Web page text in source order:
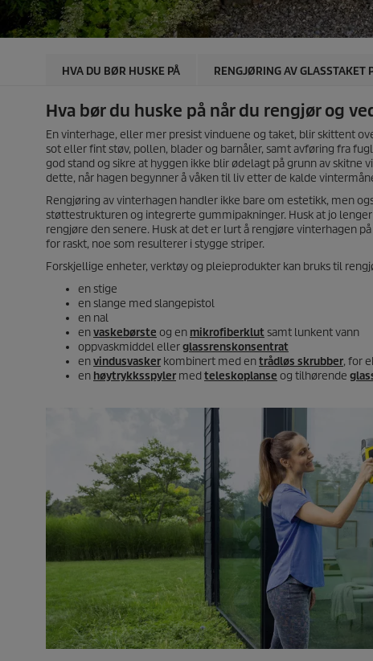
HVA DU BØR HUSKE PÅ RENGJØRING AV GLASSTAKET
Hva bør du huske på når du rengjør og
En vinterhage, eller mer presist vinduene og taket, blir skittent
sot eller fint støv, pollen, blader og barnåler, samt avføring fra
god stand og sikre at hyggen ikke blir ødelagt på grunn av
dette, når hagen begynner å våken til liv etter de kalde
Rengjøring av vinterhagen handler ikke bare om estetikk, men
støttestrukturen og integrerte gummipakninger. Husk at jo
rengjøre den senere. Husk at det er lurt å rengjøre vinterhagen
for raskt, noe som resulterer i stygge striper.
Forskjellige enheter, verktøy og pleieprodukter kan bruks til
en stige
en slange med slangepistol
en nal
envaskebørste og en mikrofiberklut samt lunkent vann
oppvaskmiddel ellerglassrenskonsentrat
envindusvasker kombinert med entrådløs skrubber, for
en høytrykksspyler med teleskoplanse og tilhørende